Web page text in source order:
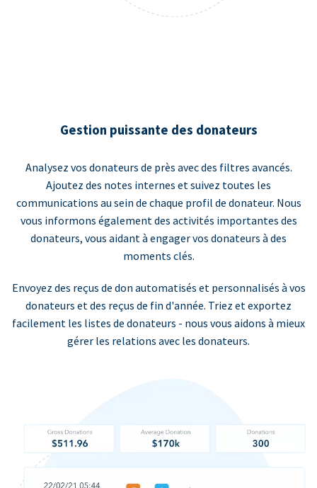
Gestion puissante des donateurs
Analysez vos donateurs de près avec des filtres avancés.
Ajoutez des notes internes et suivez toutes les
communications au sein de chaque profil de donateur. Nous
vous informons également des activités importantes des
donateurs, vous aidant à engager vos donateurs à des
moments clés.
Envoyez des reçus de don automatisés et personnalisés à vos
donateurs et des reçus de fin d'année. Triez et exportez
facilement les listes de donateurs - nous vous aidons à mieux
gérer les relations avec les donateurs.